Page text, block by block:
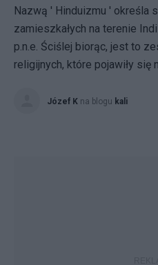
Nazwą ' Hinduizmu ' określa
zamieszkałych na terenie
p.n.e. Ściślej biorąc, jest to
religijnych, które pojawiły się
Józef K na blogu kali